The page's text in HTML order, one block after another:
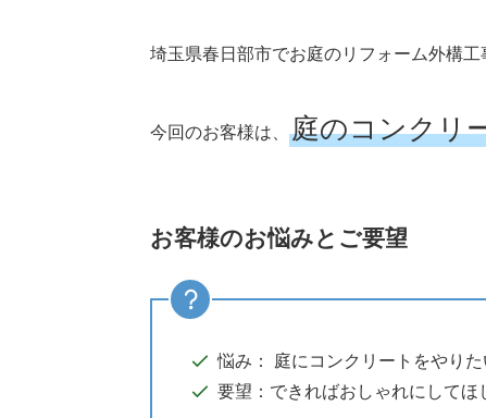
埼玉県春日部市でお庭のリフォーム外構工
今回のお客様は、 庭のコンクリ
お客様のお悩みとご要望
悩み：
庭にコンクリートをやりた
要望： できればおしゃれにしてほ